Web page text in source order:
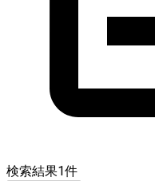
検索結果1件